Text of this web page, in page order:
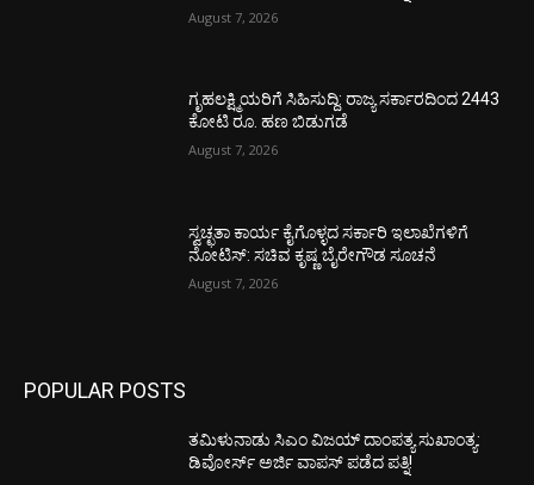
August 7, 2026
ಗೃಹಲಕ್ಷ್ಮಿಯರಿಗೆ ಸಿಹಿಸುದ್ದಿ: ರಾಜ್ಯ ಸರ್ಕಾರದಿಂದ 2443
ಕೋಟಿ ರೂ. ಹಣ ಬಿಡುಗಡೆ
August 7, 2026
ಸ್ವಚ್ಛತಾ ಕಾರ್ಯ ಕೈಗೊಳ್ಳದ ಸರ್ಕಾರಿ ಇಲಾಖೆಗಳಿಗೆ
ನೋಟಿಸ್: ಸಚಿವ ಕೃಷ್ಣ ಬೈರೇಗೌಡ ಸೂಚನೆ
August 7, 2026
POPULAR POSTS
ತಮಿಳುನಾಡು ಸಿಎಂ ವಿಜಯ್‌ ದಾಂಪತ್ಯ ಸುಖಾಂತ್ಯ:
ಡಿವೋರ್ಸ್‌ ಅರ್ಜಿ ವಾಪಸ್‌ ಪಡೆದ ಪತ್ನಿ!